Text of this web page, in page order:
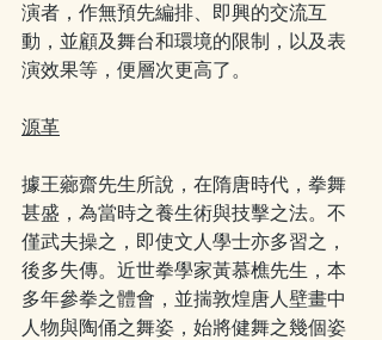
演者，作無預先編排、即興的交流互
動，並顧及舞台和環境的限制，以及表
演效果等，便層次更高了。
源革
據王薌齋先生所說，在隋唐時代，拳舞
甚盛，為當時之養生術與技擊之法。不
僅武夫操之，即使文人學士亦多習之，
後多失傳。近世拳學家黃慕樵先生，本
多年參拳之體會，並揣敦煌唐人壁畫中
人物與陶俑之舞姿，始將健舞之幾個姿